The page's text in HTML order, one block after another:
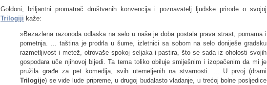
Goldoni, briljantni promatrač društvenih konvencija i poznavatelj ljudske prirode o svojoj
Trilogiji kaže:
»Bezazlena razonoda odlaska na selo u naše je doba postala prava strast, pomama i
pometnja. ... taština je prodrla u šume, izletnici sa sobom na selo doniješe gradsku
razmetljivost i metež, otrovaše spokoj seljaka i pastira, što se sada iz oholosti svojih
gospodara uče njihovoj bijedi. Ta tema toliko obiluje smiješnim i izopačenim da mi je
pružila građe za pet komedija, svih utemeljenih na stvarnosti. ... U prvoj (drami
Trilogije) se vide lude pripreme, u drugoj budalasto vladanje, u trećoj bolne posljedice